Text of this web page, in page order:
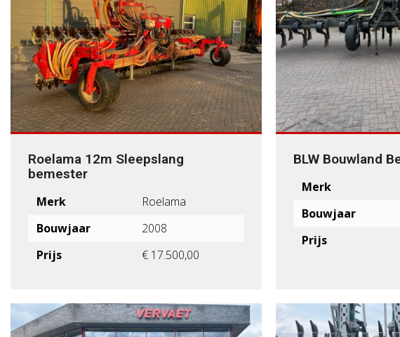
Roelama 12m Sleepslang
bemester
Merk
Roelama
Bouwjaar
2008
Prijs
€ 17.500,00
BLW Bouwland
Merk
Bouwjaar
Prijs